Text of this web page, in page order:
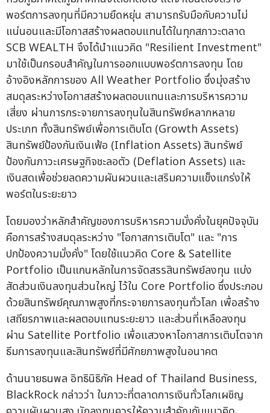
พอร์ตการลงทุนที่มีความยืดหยุ่น สามารถรับมือกับความไม่
แน่นอนและมีโอกาสสร้างผลตอบแทนได้ในทุกสภาวะตลาด
SCB WEALTH จึงได้นำแนวคิด "Resilient Investment"
มาใช้เป็นกรอบสำคัญในการออกแบบพอร์ตการลงทุน โดย
อ้างอิงหลักการของ All Weather Portfolio ซึ่งมุ่งสร้าง
สมดุลระหว่างโอกาสสร้างผลตอบแทนและการบริหารความ
เสี่ยง ผ่านการกระจายการลงทุนในสินทรัพย์หลากหลาย
ประเภท ทั้งสินทรัพย์เพื่อการเติบโต (Growth Assets)
สินทรัพย์ป้องกันเงินเฟ้อ (Inflation Assets) สินทรัพย์
ป้องกันภาวะเศรษฐกิจชะลอตัว (Deflation Assets) และ
เงินสดเพื่อช่วยลดความผันผวนและเสริมความแข็งแกร่งให้
พอร์ตในระยะยาว
โดยมองว่าหลักสำคัญของการบริหารความมั่งคั่งในยุคปัจจุบัน
คือการสร้างสมดุลระหว่าง "โอกาสการเติบโต" และ "การ
ปกป้องความมั่งคั่ง" โดยใช้แนวคิด Core & Satellite
Portfolio เป็นแกนหลักในการจัดสรรสินทรัพย์ลงทุน แบ่ง
สัดส่วนเงินลงทุนส่วนใหญ่ ไว้ใน Core Portfolio ซึ่งประกอบ
ด้วยสินทรัพย์คุณภาพสูงที่กระจายการลงทุนทั่วโลก เพื่อสร้าง
เสถียรภาพและผลตอบแทนระยะยาว และส่วนที่เหลือลงทุน
ผ่าน Satellite Portfolio เพื่อแสวงหาโอกาสการเติบโตจาก
ธีมการลงทุนและสินทรัพย์ที่มีศักยภาพสูงในอนาคต
ด้านนายธนพล อิทธินิธิภัค Head of Thailand Business,
BlackRock กล่าวว่า ในภาวะที่ตลาดการเงินทั่วโลกเผชิญ